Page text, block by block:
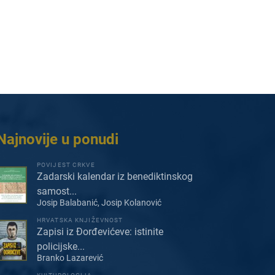
u ponudi
POVIJEST CRKVE
Zadarski kalendar iz benediktinskog
samost...
Josip Balabanić, Josip Kolanović
HRVATSKA KNJIŽEVNOST
Zapisi iz Đorđevićeve: istinite
policijske...
Branko Lazarević